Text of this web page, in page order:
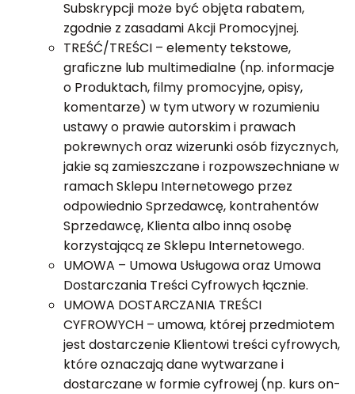
Subskrypcji może być objęta rabatem,
zgodnie z zasadami Akcji Promocyjnej.
TREŚĆ/TREŚCI – elementy tekstowe,
graficzne lub multimedialne (np. informacje
o Produktach, filmy promocyjne, opisy,
komentarze) w tym utwory w rozumieniu
ustawy o prawie autorskim i prawach
pokrewnych oraz wizerunki osób fizycznych,
jakie są zamieszczane i rozpowszechniane w
ramach Sklepu Internetowego przez
odpowiednio Sprzedawcę, kontrahentów
Sprzedawcę, Klienta albo inną osobę
korzystającą ze Sklepu Internetowego.
UMOWA – Umowa Usługowa oraz Umowa
Dostarczania Treści Cyfrowych łącznie.
UMOWA DOSTARCZANIA TREŚCI
CYFROWYCH – umowa, której przedmiotem
jest dostarczenie Klientowi treści cyfrowych,
które oznaczają dane wytwarzane i
dostarczane w formie cyfrowej (np. kurs on-